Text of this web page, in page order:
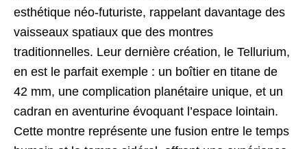
esthétique néo-futuriste, rappelant davantage des
vaisseaux spatiaux que des montres
traditionnelles. Leur dernière création, le Tellurium,
en est le parfait exemple : un boîtier en titane de
42 mm, une complication planétaire unique, et un
cadran en aventurine évoquant l’espace lointain.
Cette montre représente une fusion entre le temps